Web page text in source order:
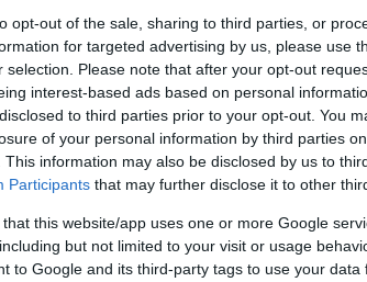
opt-out of the sale, sharing to third parties, or
for targeted advertising by us, please use
selection. Please note that after your opt-out
interest-based ads based on personal
to third parties prior to your opt-out. You
of your personal information by third parties
This information may also be disclosed by us to
Participants that may further disclose it to other
that this website/app uses one or more Google
but not limited to your visit or usage
to Google and its third-party tags to use your
platform nemrég sikeresen kalapozott össze
egy nyugodtabb, emberibb felület kialakítására.
neked a Steam Machine, nem
értelmesebb SteamOS
gyártó ismeri majd fel a rendszerben rejlő